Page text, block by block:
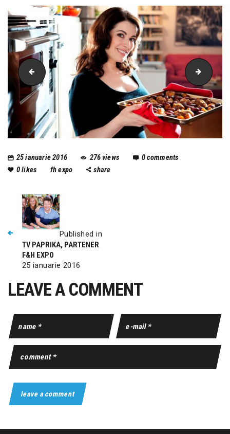
Gordon Ramsey 2 (2) jamie
25 ianuarie 2016 276views 0comments
0likes fh expo share
Published in
TV PAPRIKA, PARTENER
F&H EXPO
25 ianuarie 2016
LEAVE A COMMENT